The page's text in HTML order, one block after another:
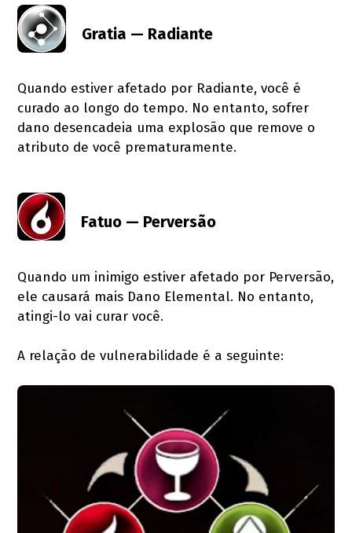
Gratia — Radiante
Quando estiver afetado por Radiante, você é
curado ao longo do tempo. No entanto, sofrer
dano desencadeia uma explosão que remove o
atributo de você prematuramente.
Fatuo — Perversão
Quando um inimigo estiver afetado por Perversão,
ele causará mais Dano Elemental. No entanto,
atingi-lo vai curar você.
A relação de vulnerabilidade é a seguinte: